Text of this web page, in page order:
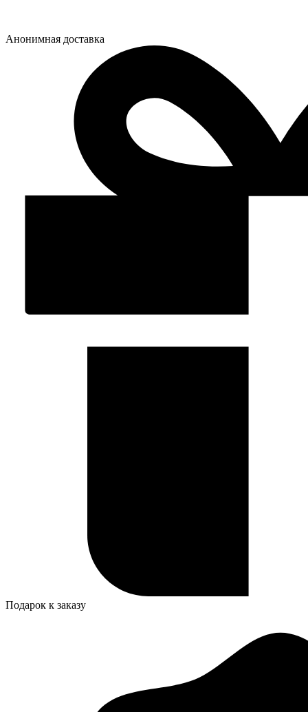
Анонимная доставка
Подарок к заказу